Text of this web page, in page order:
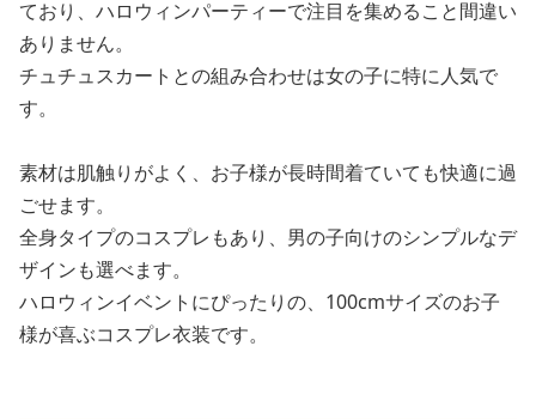
ており、ハロウィンパーティーで注目を集めること間違い
ありません。
チュチュスカートとの組み合わせは女の子に特に人気で
す。
素材は肌触りがよく、お子様が長時間着ていても快適に過
ごせます。
全身タイプのコスプレもあり、男の子向けのシンプルなデ
ザインも選べます。
ハロウィンイベントにぴったりの、100cmサイズのお子
様が喜ぶコスプレ衣装です。